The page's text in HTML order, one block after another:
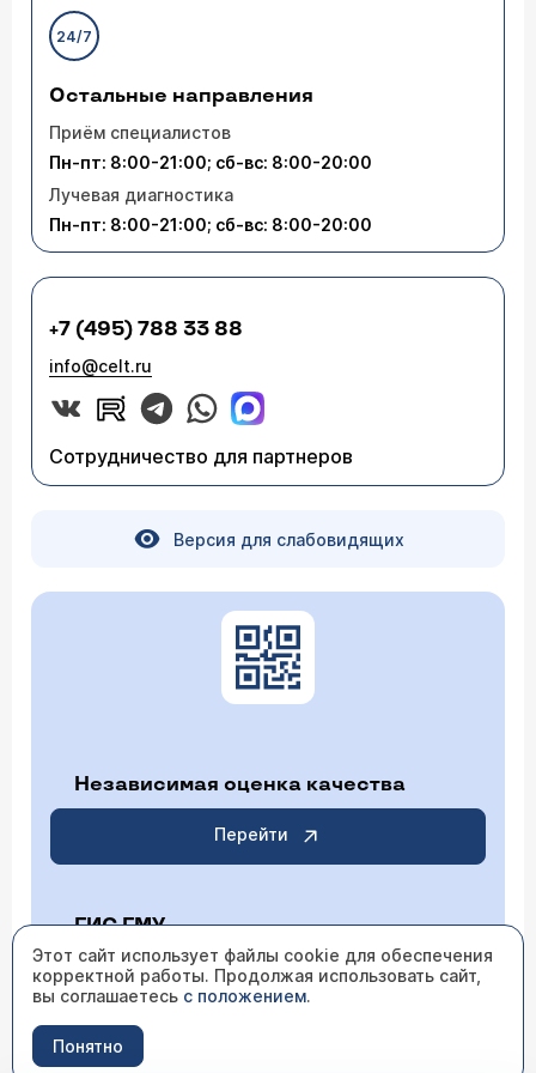
24/7
Остальные направления
Приём специалистов
Пн-пт: 8:00-21:00; сб-вс: 8:00-20:00
Лучевая диагностика
Пн-пт: 8:00-21:00; сб-вс: 8:00-20:00
+7 (495) 788 33 88
info@celt.ru
Сотрудничество для партнеров
Версия для слабовидящих
Независимая оценка качества
Перейти
ГИС ГМУ
Перейти
Этот сайт использует файлы cookie для обеспечения
корректной работы. Продолжая использовать сайт,
вы соглашаетесь с положением.
Понятно